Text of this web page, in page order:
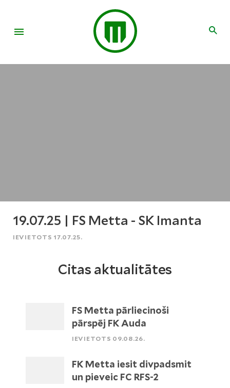
19.07.25 | FS Metta - SK Imanta
IEVIETOTS 17.07.25.
Citas aktualitātes
FS Metta pārliecinoši
pārspēj FK Auda
IEVIETOTS 09.08.26.
FK Metta iesit divpadsmit
un pieveic FC RFS-2